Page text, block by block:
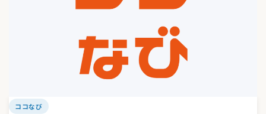
ココなび